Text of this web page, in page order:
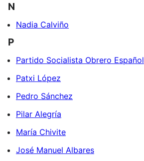
N
Nadia Calviño
P
Partido Socialista Obrero Español
Patxi López
Pedro Sánchez
Pilar Alegría
María Chivite
José Manuel Albares